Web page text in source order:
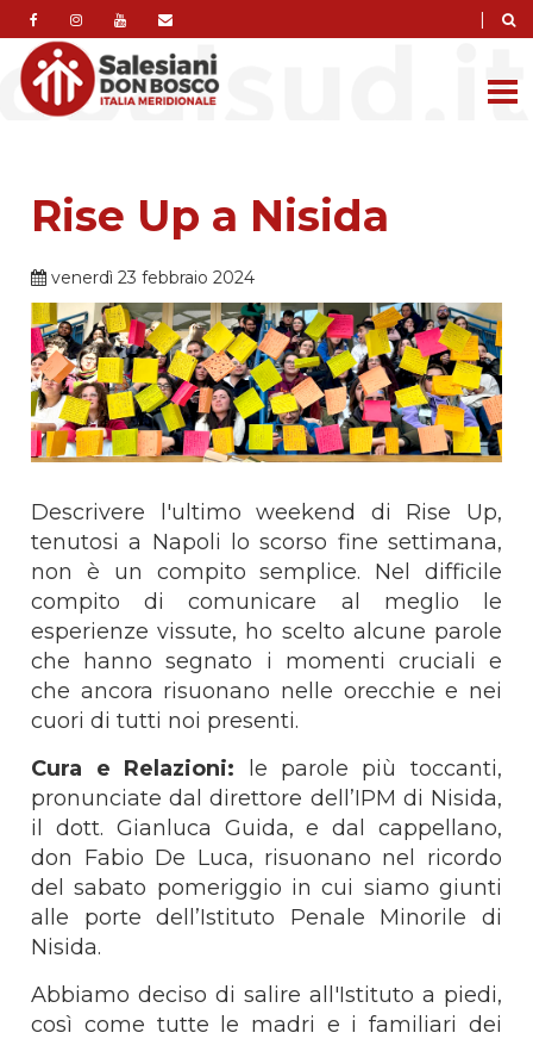
|
Rise Up a Nisida
venerdì 23 febbraio 2024
Descrivere l'ultimo weekend di Rise Up,
tenutosi a Napoli lo scorso fine settimana,
non è un compito semplice. Nel difficile
compito di comunicare al meglio le
esperienze vissute, ho scelto alcune parole
che hanno segnato i momenti cruciali e
che ancora risuonano nelle orecchie e nei
cuori di tutti noi presenti.
Cura e Relazioni: le parole più toccanti,
pronunciate dal direttore dell’IPM di Nisida,
il dott. Gianluca Guida, e dal cappellano,
don Fabio De Luca, risuonano nel ricordo
del sabato pomeriggio in cui siamo giunti
alle porte dell’Istituto Penale Minorile di
Nisida.
Abbiamo deciso di salire all'Istituto a piedi,
così come tutte le madri e i familiari dei